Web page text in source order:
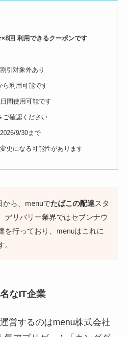
回 利用できるクーポンです
引対象外あり
利用可能です
間使用可能です
ご確認ください
9/30まで
更になる可能性があります
から、menuでたばこの配達スタ
デリバリー業界ではセブンナウ
を行っており、menuはこれに
なIT企業
営するのはmenu株式会社